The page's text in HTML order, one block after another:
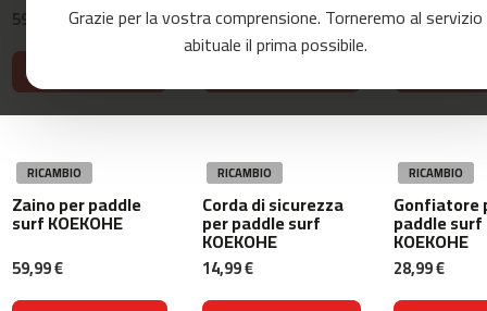
Grazie per la vostra comprensione. Torneremo al servizio
abituale il prima possibile.
m
c
8
0
m
-
59,99 €
Aggiungi al carrello
26,99 € 17,99 €
RICAMBIO
Zaino per paddle
surf KOEKOHE
59,99 €
RICAMBIO
Corda di sicurezza
per paddle surf
KOEKOHE
14,99 €
RICAMBIO
Gonfiatore
paddle surf
KOEKOHE
28,99 €